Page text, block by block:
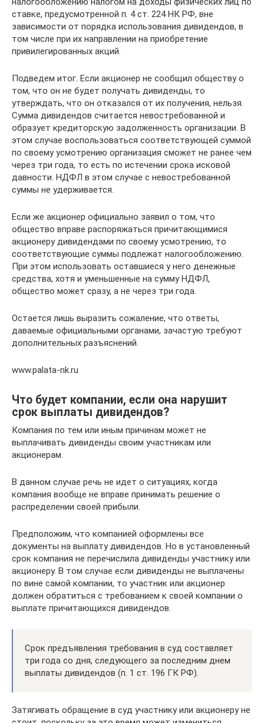
ставке, предусмотренной п. 4 ст. 224 НК РФ, вне
зависимости от порядка использования дивидендов, в
том числе при их направлении на приобретение
привилегированных акций.
Подведем итог. Если акционер не сообщил обществу о
том, что он не будет получать дивиденды, то
утверждать, что он отказался от их получения, нельзя.
Сумма дивидендов считается невостребованной и
образует кредиторскую задолженность организации. В
этом случае воспользоваться соответствующей суммой
по своему усмотрению организация сможет не ранее чем
через три года, то есть по истечении срока исковой
давности. НДФЛ в этом случае с невостребованной
суммы не удерживается.
Если же акционер официально заявил о том, что
общество вправе распоряжаться причитающимися
акционеру дивидендами по своему усмотрению, то
соответствующие суммы подлежат налогообложению.
При этом использовать оставшиеся у него денежные
средства, хотя и уменьшенные на сумму НДФЛ,
общество может сразу, а не через три года.
Остается лишь выразить сожаление, что ответы,
даваемые официальными органами, зачастую требуют
дополнительных разъяснений.
www.palata-nk.ru
Что будет компании, если она нарушит
срок выплаты дивидендов?
Компания по тем или иным причинам может не
выплачивать дивиденды своим участникам или
акционерам.
В данном случае речь не идет о ситуациях, когда
компания вообще не вправе принимать решение о
распределении своей прибыли.
Предположим, что компанией оформлены все
документы на выплату дивидендов. Но в установленный
срок компания не перечислила дивиденды участнику или
акционеру. В том случае если дивиденды не выплачены
по вине самой компании, то участник или акционер
должен обратиться с требованием к своей компании о
выплате причитающихся дивидендов.
Срок предъявления требования в суд составляет
три года со дня, следующего за последним днем
выплаты дивидендов (п. 1 ст. 196 ГК РФ).
Затягивать обращение в суд участнику или акционеру не